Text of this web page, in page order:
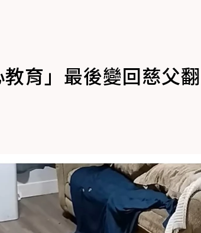
育」最後變回慈父